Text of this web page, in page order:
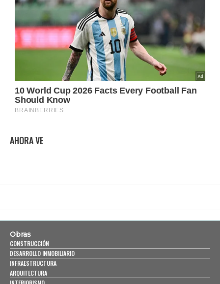
AHORA VE
Obras
CONSTRUCCIÓN
DESARROLLO INMOBILIARIO
INFRAESTRUCTURA
ARQUITECTURA